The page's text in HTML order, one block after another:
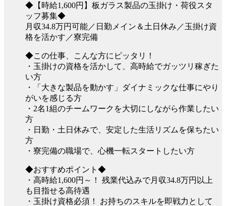
◆【時給1,600円】板ガラス製品の玉掛け・荷役スタ
ッフ募集◆
月収34.8万円可能／日勤メイン＆土日休み／玉掛け資
格を活かす／寮完備
◆この仕事、こんな方にピッタリ！
・玉掛けの資格を活かして、高時給でガッツリ稼ぎた
い方
・「大きな製品を動かす」ダイナミックな仕事にやり
がいを感じる方
・2名1組のチームワークを大切にしながら作業したい
方
・日勤・土日休みで、安定した生活リズムを保ちたい
方
・寮完備の職場で、心機一転スタートしたい方
◆おすすめポイント◆
・高時給1,600円～！ 残業代込みで月収34.8万円以上
も目指せる高待遇
・玉掛け資格必須！ お持ちのスキルを即戦力として